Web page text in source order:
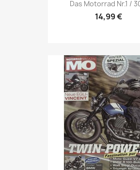
Das Motorrad Nr.1 /
14,99 €